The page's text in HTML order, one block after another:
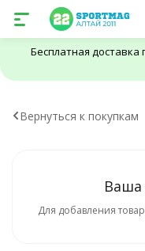
Бесплатная доставка
Вернуться к покупкам
Ваша
Для добавления